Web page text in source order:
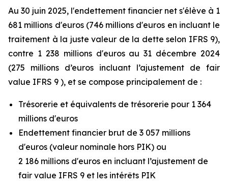
Au 30 juin 2025, l'endettement financier net s'élève à 1
681 millions d'euros (746 millions d'euros en incluant le
traitement à la juste valeur de la dette selon IFRS 9),
contre 1 238 millions d'euros au 31 décembre 2024
(275 millions d’euros incluant l’ajustement de fair
value IFRS 9 ), et se compose principalement de :
Trésorerie et équivalents de trésorerie pour 1 364
millions d'euros
Endettement financier brut de 3 057 millions
d'euros (valeur nominale hors PIK) ou
2 186 millions d'euros en incluant l’ajustement de
fair value IFRS 9 et les intérêts PIK